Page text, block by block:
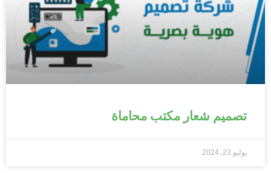
تصميم شعار مكتب محاماة
يوليو 23, 2024